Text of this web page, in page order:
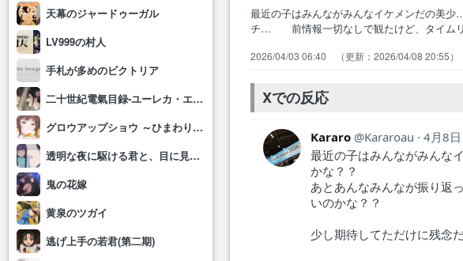
天幕のジャードゥーガル
LV999の村人
手札が多めのビクトリア
二十世紀電氣目録-ユーレカ・エヴリカ-
グロウアップショウ ～ひまわりのサーカス団～
透明な夜に駆ける君と、目に見えない恋をした。
鬼の花嫁
黄泉のツガイ
逃げ上手の若君(第二期)
最近の子はみんながみんなイケメンだの美
チ… 前情報一切なしで観たけど、タイム
メ… タイムリープしても人間関係なんて
り、高校…
2026/04/03 06:40 2026/04/08 20:55
Xでの反応
Kararo Kararoau
4月8日
最近の子はみんながみんな
かな？？
あとあんなみんなが振り返
いのかな？？
少し期待してただけに残念